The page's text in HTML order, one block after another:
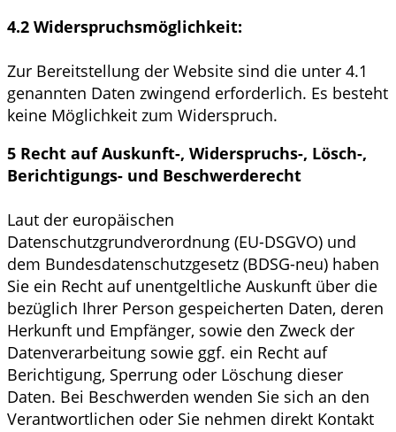
4.2 Widerspruchsmöglichkeit:
Zur Bereitstellung der Website sind die unter 4.1
genannten Daten zwingend erforderlich. Es besteht
keine Möglichkeit zum Widerspruch.
5 Recht auf Auskunft-, Widerspruchs-, Lösch-,
Berichtigungs- und Beschwerderecht
Laut der europäischen
Datenschutzgrundverordnung (EU-DSGVO) und
dem Bundesdatenschutzgesetz (BDSG-neu) haben
Sie ein Recht auf unentgeltliche Auskunft über die
bezüglich Ihrer Person gespeicherten Daten, deren
Herkunft und Empfänger, sowie den Zweck der
Datenverarbeitung sowie ggf. ein Recht auf
Berichtigung, Sperrung oder Löschung dieser
Daten. Bei Beschwerden wenden Sie sich an den
Verantwortlichen oder Sie nehmen direkt Kontakt